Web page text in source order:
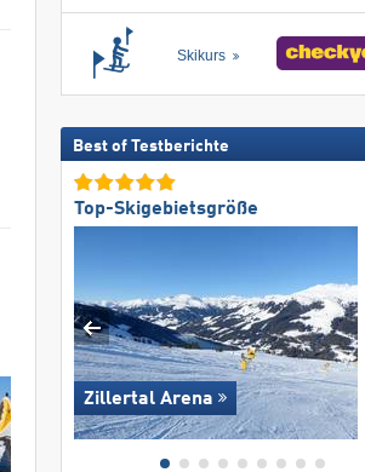
Skikurs
Best of Testberichte
Top-Skigebietsgröße
Zillertal Arena